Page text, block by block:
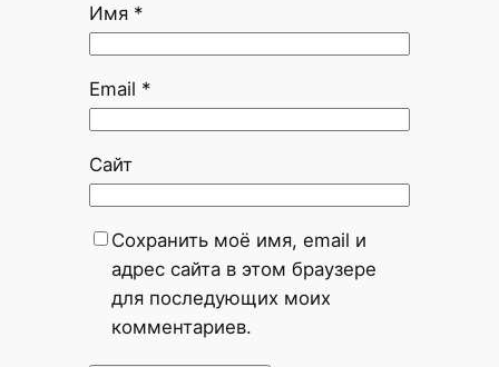
Имя *
Email *
Сайт
Сохранить моё имя, email и
адрес сайта в этом браузере
для последующих моих
комментариев.